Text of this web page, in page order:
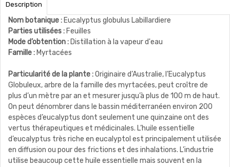
Description
Nom botanique : Eucalyptus globulus Labillardiere
Parties utilisées : Feuilles
Mode d’obtention : Distillation à la vapeur d'eau
Famille : Myrtacées
Particularité de la plante :Originaire d’Australie, l’Eucalyptus
Globuleux, arbre de la famille des myrtacées, peut croître de
plus d’un mètre par an et mesurer jusqu’à plus de 100 m de haut.
On peut dénombrer dans le bassin méditerranéen environ 200
espèces d’eucalyptus dont seulement une quinzaine ont des
vertus thérapeutiques et médicinales. L’huile essentielle
d’eucalyptus très riche en eucalyptol est principalement utilisée
en diffusion ou pour des frictions et des inhalations. L’industrie
utilise beaucoup cette huile essentielle mais souvent en la